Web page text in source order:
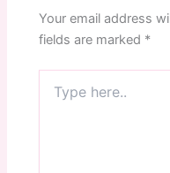
Your email address
fields are marked *
here..